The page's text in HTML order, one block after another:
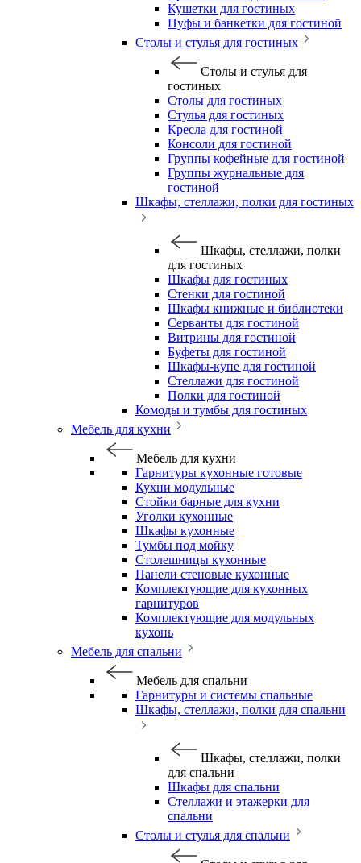
Кушетки для гостиных
Пуфы и банкетки для гостиной
Столы и стулья для гостиных
Столы и стулья для
гостиных
Столы для гостиных
Стулья для гостиных
Кресла для гостиной
Консоли для гостиной
Группы кофейные для гостиной
Группы журнальные для
гостиной
Шкафы, стеллажи, полки для гостиных
Шкафы, стеллажи, полки
для гостиных
Шкафы для гостиных
Стенки для гостиной
Шкафы книжные и библиотеки
Серванты для гостиной
Витрины для гостиной
Буфеты для гостиной
Шкафы-купе для гостиной
Стеллажи для гостиной
Полки для гостиной
Комоды и тумбы для гостиных
Мебель для кухни
Мебель для кухни
Гарнитуры кухонные готовые
Кухни модульные
Стойки барные для кухни
Уголки кухонные
Шкафы кухонные
Тумбы под мойку
Столешницы кухонные
Панели стеновые кухонные
Комплектующие для кухонных
гарнитуров
Комплектующие для модульных
кухонь
Мебель для спальни
Мебель для спальни
Гарнитуры и системы спальные
Шкафы, стеллажи, полки для спальни
Шкафы, стеллажи, полки
для спальни
Шкафы для спальни
Стеллажи и этажерки для
спальни
Столы и стулья для спальни